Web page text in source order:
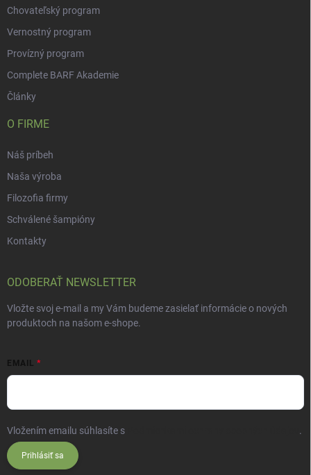
Chovateľský program
Vernostný program
Provízný program
Complete BARF Akademie
Články
O FIRME
Náš príbeh
Naša výroba
Filozofia firmy
Schválené šampióny
Kontakty
ODOBERAŤ NEWSLETTER
Vložte svoj e-mail a my Vám budeme zasielať informácie o nových
produktoch na našom e-shope.
EMAIL
Vložením emailu súhlasíte s .
Prihlásiť sa